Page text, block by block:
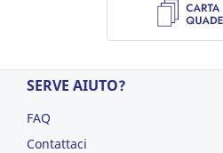
SERVE AIUTO?
FAQ
Contattaci